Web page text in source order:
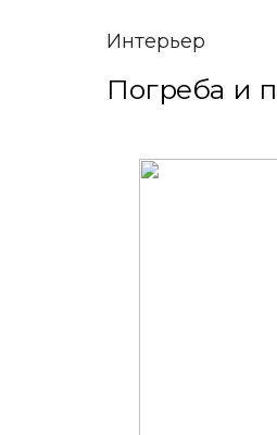
Интерьер
Погреба и